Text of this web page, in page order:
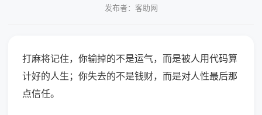
发布者：客助网
打麻将记住，你输掉的不是运气，而是被人用代码算
计好的人生；你失去的不是钱财，而是对人性最后那
点信任。